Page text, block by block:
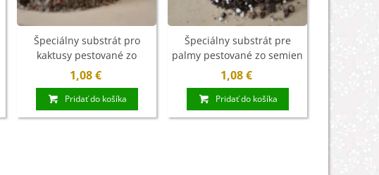
Špeciálny substrát pro
kaktusy pestované zo
semien - 100 g
1,08 €
Pridať do košíka
Špeciálny substrát pre
palmy pestované zo semien
- 100 g
1,08 €
Pridať do košíka